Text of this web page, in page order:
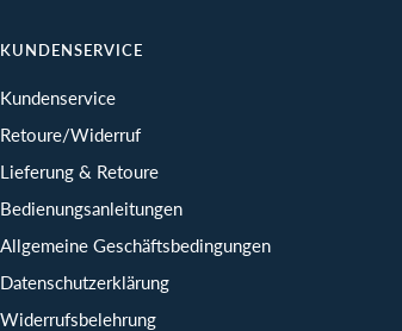
KUNDENSERVICE
Kundenservice
Retoure/Widerruf
Lieferung & Retoure
Bedienungsanleitungen
Allgemeine Geschäftsbedingungen
Datenschutzerklärung
Widerrufsbelehrung